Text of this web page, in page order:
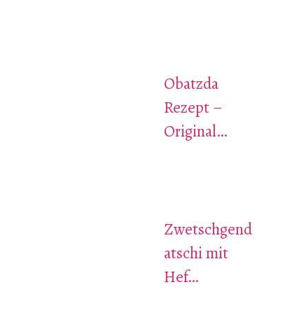
Obatzda
Rezept –
Original…
Zwetschgend
atschi mit
Hef…